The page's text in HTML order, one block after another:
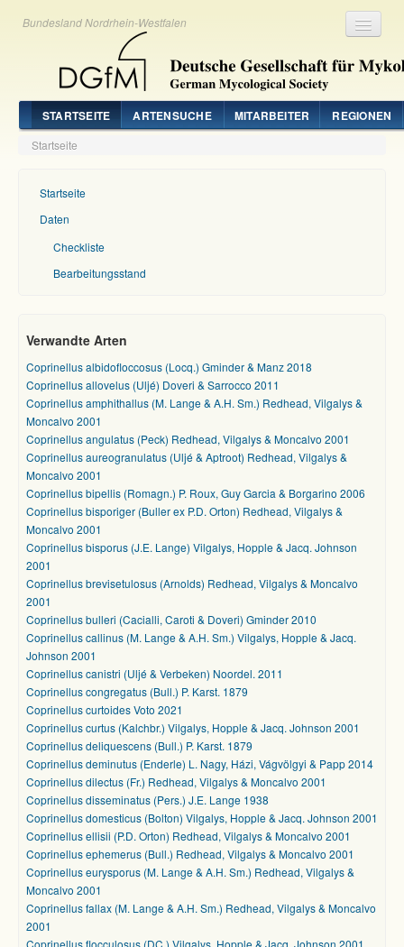
Bundesland Nordrhein-Westfalen
STARTSEITE ARTENSUCHE MITARBEITER REGIONEN
Startseite
Startseite
Daten
Checkliste
Bearbeitungsstand
Verwandte Arten
Coprinellus albidofloccosus (Locq.) Gminder & Manz 2018
Coprinellus allovelus (Uljé) Doveri & Sarrocco 2011
Coprinellus amphithallus (M. Lange & A.H. Sm.) Redhead, Vilgalys &
Moncalvo 2001
Coprinellus angulatus (Peck) Redhead, Vilgalys & Moncalvo 2001
Coprinellus aureogranulatus (Uljé & Aptroot) Redhead, Vilgalys &
Moncalvo 2001
Coprinellus bipellis (Romagn.) P. Roux, Guy Garcia & Borgarino 2006
Coprinellus bisporiger (Buller ex P.D. Orton) Redhead, Vilgalys &
Moncalvo 2001
Coprinellus bisporus (J.E. Lange) Vilgalys, Hopple & Jacq. Johnson
2001
Coprinellus brevisetulosus (Arnolds) Redhead, Vilgalys & Moncalvo
2001
Coprinellus bulleri (Cacialli, Caroti & Doveri) Gminder 2010
Coprinellus callinus (M. Lange & A.H. Sm.) Vilgalys, Hopple & Jacq.
Johnson 2001
Coprinellus canistri (Uljé & Verbeken) Noordel. 2011
Coprinellus congregatus (Bull.) P. Karst. 1879
Coprinellus curtoides Voto 2021
Coprinellus curtus (Kalchbr.) Vilgalys, Hopple & Jacq. Johnson 2001
Coprinellus deliquescens (Bull.) P. Karst. 1879
Coprinellus deminutus (Enderle) L. Nagy, Házi, Vágvölgyi & Papp 2014
Coprinellus dilectus (Fr.) Redhead, Vilgalys & Moncalvo 2001
Coprinellus disseminatus (Pers.) J.E. Lange 1938
Coprinellus domesticus (Bolton) Vilgalys, Hopple & Jacq. Johnson 2001
Coprinellus ellisii (P.D. Orton) Redhead, Vilgalys & Moncalvo 2001
Coprinellus ephemerus (Bull.) Redhead, Vilgalys & Moncalvo 2001
Coprinellus eurysporus (M. Lange & A.H. Sm.) Redhead, Vilgalys &
Moncalvo 2001
Coprinellus fallax (M. Lange & A.H. Sm.) Redhead, Vilgalys & Moncalvo
2001
Coprinellus flocculosus (DC.) Vilgalys, Hopple & Jacq. Johnson 2001